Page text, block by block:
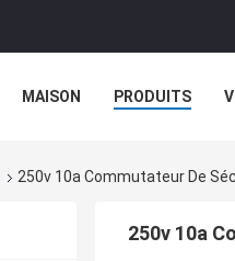
MAISON PRODUITS
250v 10a Commutateur De
250v 10a